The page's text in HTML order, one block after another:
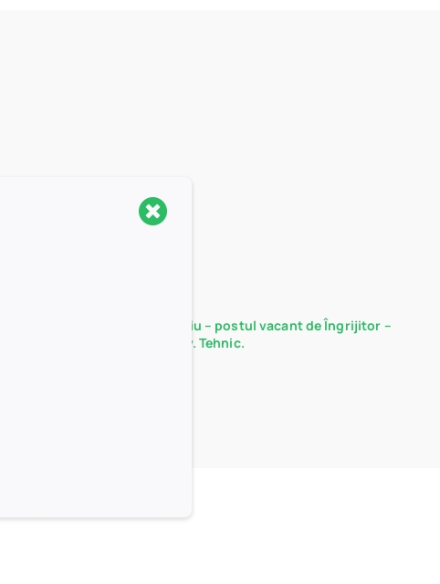
Rezultate probă interviu – postul vacant de Îngrijitor –
Serviciul Administrativ. Tehnic.